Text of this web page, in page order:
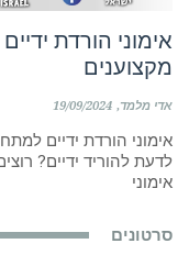
אימוני הורדת
מקצוענים
אדי מלמד 19/09/2024
אימוני הורדת ידיים
לדעת להוריד ידיים?
אימוני
סרטונים